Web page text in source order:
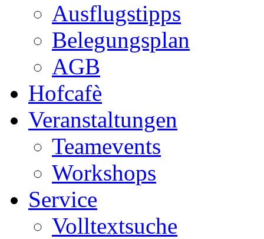
Ausflugstipps
Belegungsplan
AGB
Hofcafè
Veranstaltungen
Teamevents
Workshops
Service
Volltextsuche